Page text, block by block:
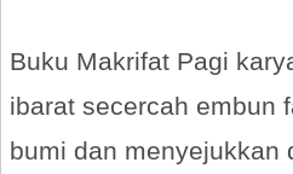
Buku Makrifat Pagi
ibarat secercah embun
bumi dan menyejukkan